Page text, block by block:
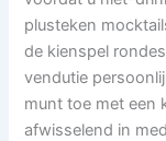
plusteken
de kienspel
vendutie
munt toe met een
afwisselend in